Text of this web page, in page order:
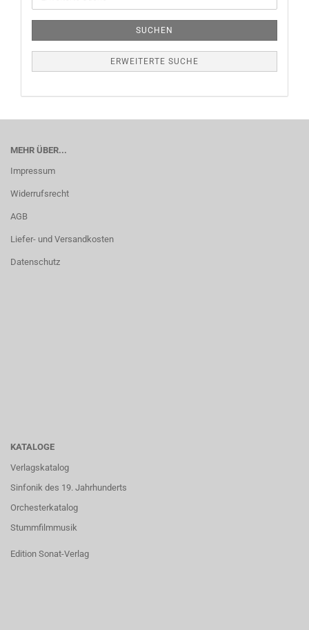
SUCHEN
ERWEITERTE SUCHE
MEHR ÜBER...
Impressum
Widerrufsrecht
AGB
Liefer- und Versandkosten
Datenschutz
KATALOGE
Verlagskatalog
Sinfonik des 19. Jahrhunderts
Orchesterkatalog
Stummfilmmusik
Edition Sonat-Verlag